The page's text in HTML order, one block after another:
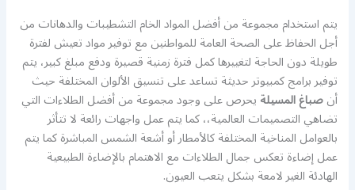
يتم استخدام مجموعة من أفضل المواد الخام التشطيبات والدهانات من
أجل الحفاظ على الصحة العامة للمواطنين مع توفير مواد تعيش لفترة
طويلة دون الحاجة لتغييرها كمل فترة زمنية قصيرة ودفع مبلغ كبير، يتم
توفير برامج كمبيوتر حديثة تساعد على تنسيق الألوان المختلفة حيث
أنصباغ المسيلةيحرص على وجود مجموعة من أفضل الطلاءات التي
تضاهي التصميمات العالمية،، كما يتم عمل واجهات رائعة لا تتأثر
بالعوامل المناخية المختلفة كالأمطار أو أشعة الشمس المباشرة كما يتم
عمل إضاءة تعكس جمال الطلاءات مع الاهتمام بالإضاءة الطبيعية
الهادئة الغير لامعة بشكل يتعب العيون.